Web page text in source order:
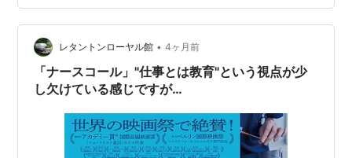
レタントンローヤル館 • 4ヶ月前
「ナースコール」"仕事とは教育"という視点が少
し欠けている感じですが…